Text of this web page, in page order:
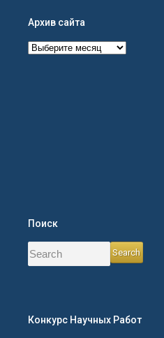
Архив сайта
Архив
Поиск
Конкурс Научных Работ